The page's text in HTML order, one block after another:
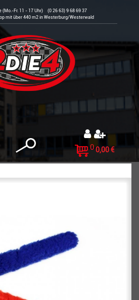
(Mo.-Fr. 11 - 17 Uhr) (0 26 63) 9 68 69 37
mit über 440 m2 in Westerburg/Westerwald
0 0,00 €